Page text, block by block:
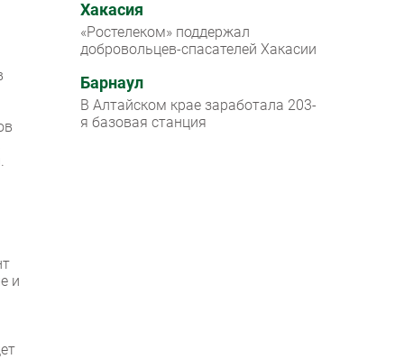
и
Хакасия
«Ростелеком» поддержал
добровольцев-спасателей Хакасии
Барнаул
В Алтайском крае заработала 203-
я базовая станция